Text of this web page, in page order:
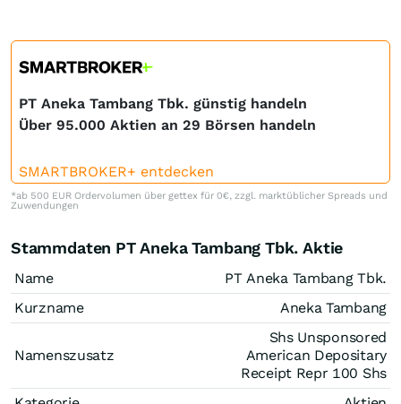
PT Aneka Tambang Tbk. günstig handeln
Über 95.000 Aktien an 29 Börsen handeln
SMARTBROKER+ entdecken
*ab 500 EUR Ordervolumen über gettex für 0€, zzgl. marktüblicher Spreads und
Zuwendungen
Stammdaten PT Aneka Tambang Tbk. Aktie
Name
PT Aneka Tambang Tbk.
Kurzname
Aneka Tambang
Namenszusatz
Shs Unsponsored
American Depositary
Receipt Repr 100 Shs